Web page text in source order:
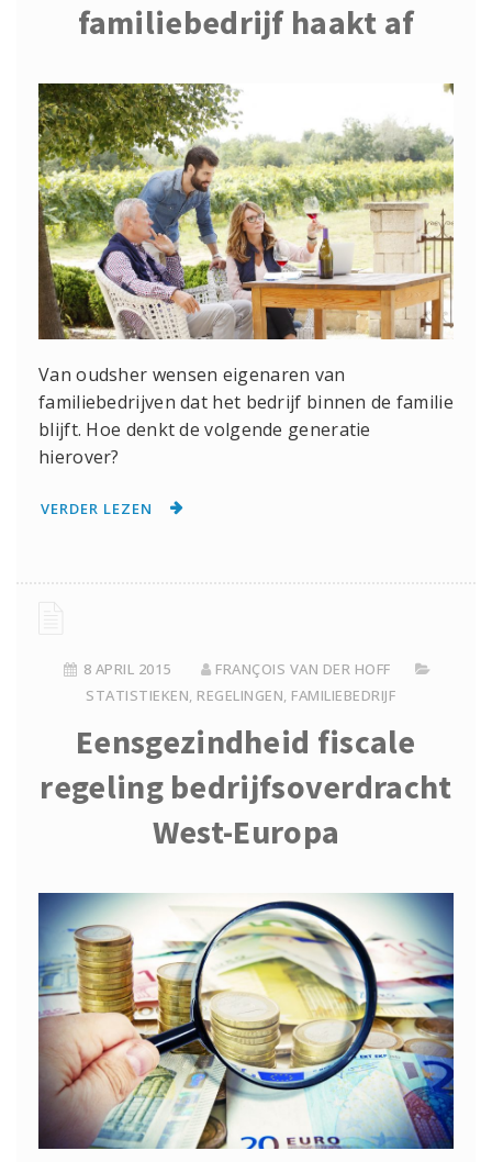
familiebedrijf haakt af
Van oudsher wensen eigenaren van
familiebedrijven dat het bedrijf binnen de familie
blijft. Hoe denkt de volgende generatie
hierover?
VERDER LEZEN
8 APRIL 2015
FRANÇOIS VAN DER HOFF
STATISTIEKEN REGELINGEN FAMILIEBEDRIJF
Eensgezindheid fiscale
regeling bedrijfsoverdracht
West-Europa